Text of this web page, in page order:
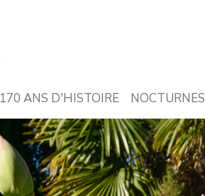
170 ANS D'HISTOIRE NOCTURNES